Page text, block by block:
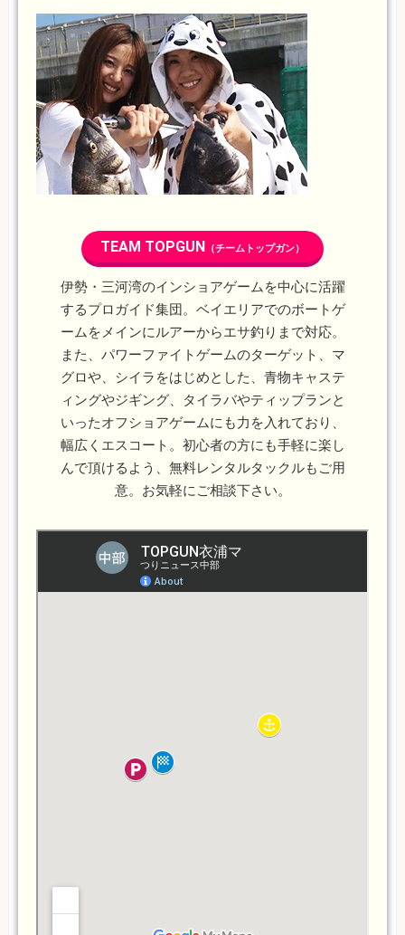
TEAM TOPGUN （チームトップガン）
伊勢・三河湾のインショアゲームを中心に活躍
するプロガイド集団。ベイエリアでのボートゲ
ームをメインにルアーからエサ釣りまで対応。
また、パワーファイトゲームのターゲット、マ
グロや、シイラをはじめとした、青物キャステ
ィングやジギング、タイラバやティップランと
いったオフショアゲームにも力を入れており、
幅広くエスコート。初心者の方にも手軽に楽し
んで頂けるよう、無料レンタルタックルもご用
意。お気軽にご相談下さい。